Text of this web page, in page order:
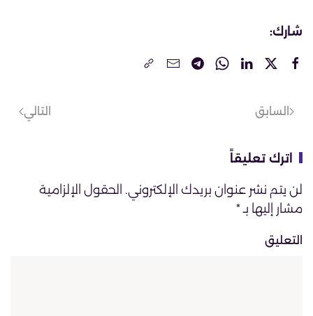
شارك:
السابق التالي
اترك تعليقاً
لن يتم نشر عنوان بريدك الإلكتروني. الحقول الإلزامية
مشار إليها بـ*
التعليق